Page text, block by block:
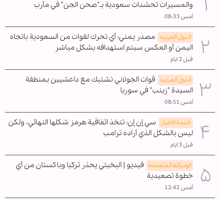
والمسيرات تحشدات سعودية بـ"صحن الجن" في مأرب
أمس 08:33
الدول العربیه مصدر يمني: أي تحرك لقوات من السعودية باتجاه
اليمن أو العكس سيتم استهدافه بشكل مباشر
قبل 2 ايام
الدول العربیه قوات الجولاني تشتبك مع داعشيين بمنطقة
السيدة "زينب" في سوريا
أمس 08:51
خدمة الأخبار
سي إن إن: تتخذ اتفاقية هرمز شكلها النهائي، ولكن
ليس بالشكل الذي أراده ترامب
قبل 3 ايام
الوسائط المتعدده فيديو | البخيتي يحذر تركيا وباكستان من أي
خطوة تصعيدية
أمس 12:42